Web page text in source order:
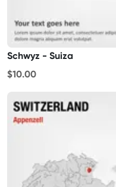
Schwyz - Suiza
$10.00